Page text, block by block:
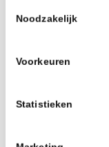
Noodzakelijk
Voorkeuren
Statistieken